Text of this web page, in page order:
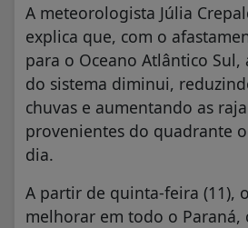
A meteorologista Júlia
explica que, com o
para o Oceano Atlântico Sul,
do sistema diminui,
chuvas e aumentando as
provenientes do quadrante
dia.
A partir de quinta-feira (11),
melhorar em todo o